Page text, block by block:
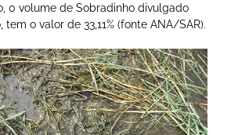
0 volume de Sobradinho divulgado
o valor de 33,11% (fonte ANA/SAR).